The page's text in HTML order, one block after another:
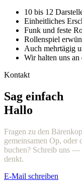
10 bis 12
Einheitliches
Funk und feste
Rollenspiel
Auch mehrtägig
Wir halten uns
Kontakt
Sag einfach
Hallo
Fragen zu den
gemeinsamen Op,
buchen? Schreib uns —
denkt.
E-Mail schreiben